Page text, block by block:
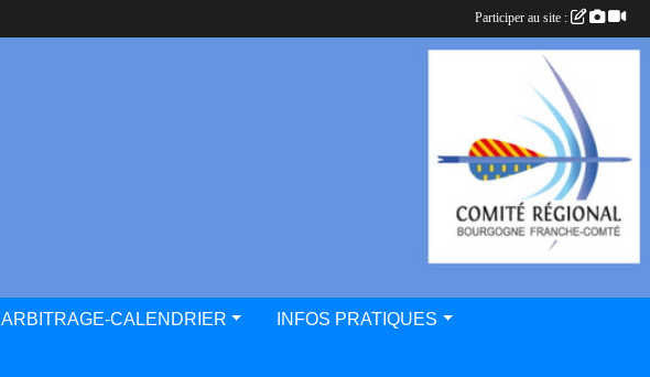
ARBITRAGE-CALENDRIER INFOS PRATIQUES
Participer au site :